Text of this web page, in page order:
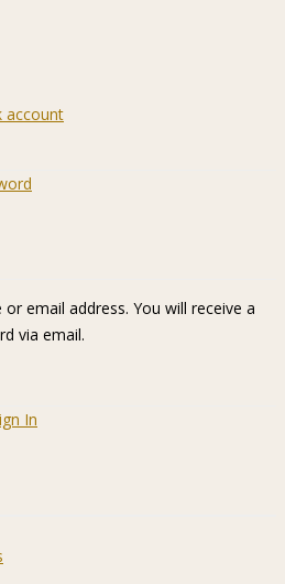
account
email address. You will receive a
via email.
In